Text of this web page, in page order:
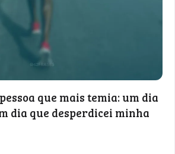
que mais temia: um dia
dia que desperdicei minha